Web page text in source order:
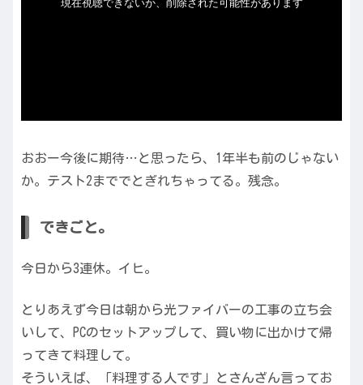
おおー今後に期待…と思ったら、1年半も前のじゃない
か。テスト2まででとぎれちゃってる。残念。
できごと。
今日から3連休。イヒ。
とりあえず今日は朝から光ファイバーの工事の立ち会
いして、PCのセットアップして、買い物に出かけて帰
ってきて料理して。
そういえば、「料理する人です」とさんざん言ってお